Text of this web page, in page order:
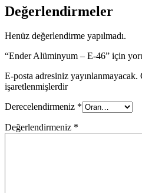
Değerlendirmeler
Henüz değerlendirme yapılmadı.
“Ender Alüminyum – E-46” için
E-posta adresiniz yayınlanmayacak.
işaretlenmişlerdir
Derecelendirmeniz *
Değerlendirmeniz *